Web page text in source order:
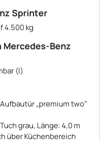
Sprinter
4.500 kg
Benz
(I)
„premium two“
grau, Länge: 4,0 m
über Küchenbereich